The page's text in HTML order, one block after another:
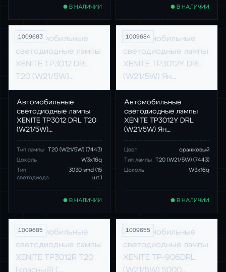
● В НАЛИЧИИ ● В НАЛИЧИИ
1009683
Автомобильные
светодиодные лампы
XENITE TP3012 DRL T20
(W21/5W)…
Тип лампы
T20 (W21/5W) (7443)
Цоколь
W3x16q
Тип
светодиода
3030 smd (15
шт.)
● В НАЛИЧИИ
1009684
Автомобильные
светодиодные лампы
XENITE TP3012Y DRL
(W21/5W) Ян…
Цвет
оранжевый
Тип лампы
T20 (W21/5W) (7443)
Цоколь
W3x16q
● В НАЛИЧИИ
1009685 1009655